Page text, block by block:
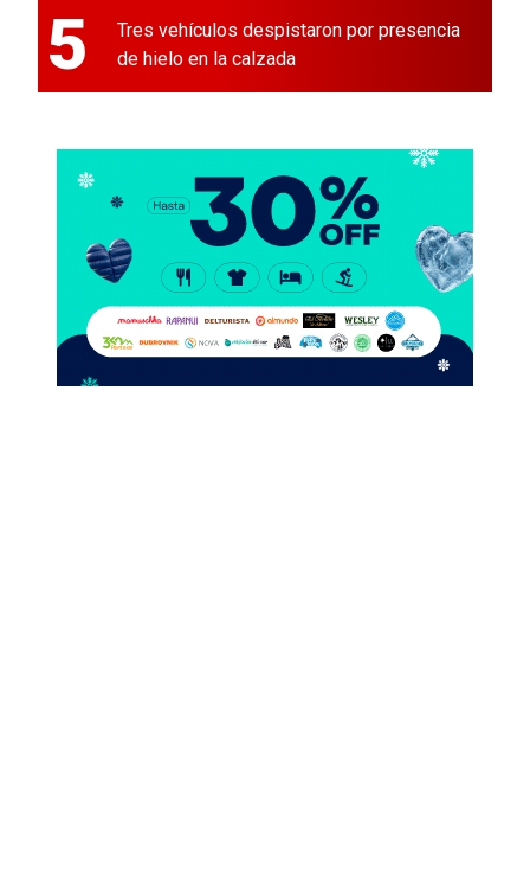
5
Tres vehículos despistaron por presencia
de hielo en la calzada